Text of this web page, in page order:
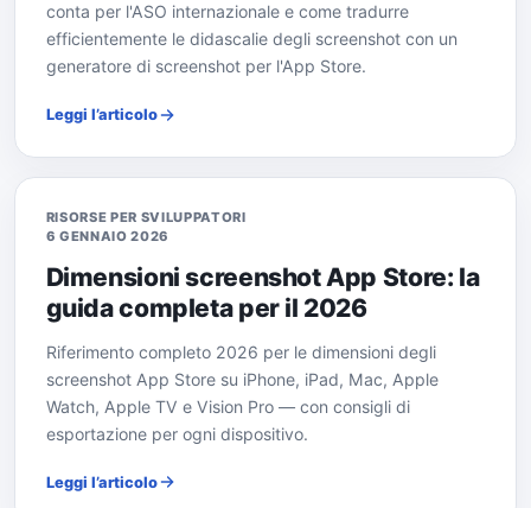
conta per l'ASO internazionale e come tradurre
efficientemente le didascalie degli screenshot con un
generatore di screenshot per l'App Store.
Leggi l’articolo
RISORSE PER SVILUPPATORI
6 GENNAIO 2026
Dimensioni screenshot App Store: la
guida completa per il 2026
Riferimento completo 2026 per le dimensioni degli
screenshot App Store su iPhone, iPad, Mac, Apple
Watch, Apple TV e Vision Pro — con consigli di
esportazione per ogni dispositivo.
Leggi l’articolo